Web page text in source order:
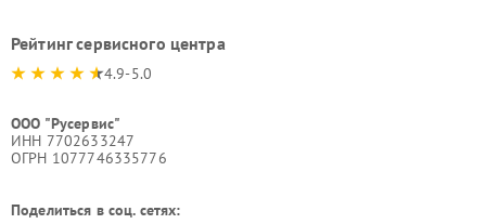
Рейтинг сервисного центра
4.9-5.0
ООО "Русервис"
ИНН 7702633247
ОГРН 1077746335776
Поделиться в соц. сетях: